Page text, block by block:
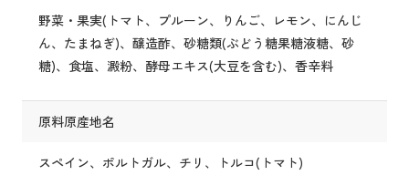
野菜・果実(トマト、プルーン、りんご、レモン、にんじ
ん、たまねぎ)、醸造酢、砂糖類(ぶどう糖果糖液糖、砂
糖)、食塩、澱粉、酵母エキス(大豆を含む)、香辛料
原料原産地名
スペイン、ポルトガル、チリ、トルコ(トマト)